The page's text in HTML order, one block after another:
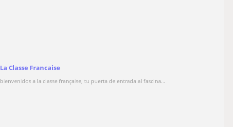
La Classe Francaise
bienvenidos a la classe française, tu puerta de entrada al fascina...